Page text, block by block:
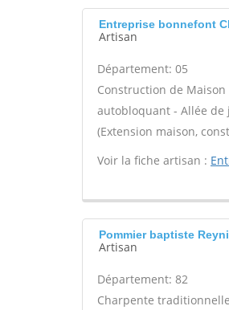
Entreprise bonnefont
Artisan
Département: 05
Construction de
autobloquant - Allée de
(Extension maison,
Voir la fiche artisan :
Pommier baptiste
Artisan
Département: 82
Charpente